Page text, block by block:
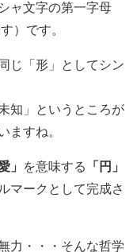
ャ文字の第一字母
）です。
じ「形」としてシン
知」というところが
ますね。
」 を意味する 「円」
マークとして完成さ
力・・・そんな哲学